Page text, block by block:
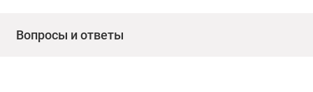
Вопросы и ответы